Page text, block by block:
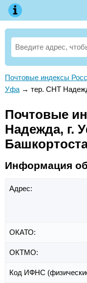
Почтовые индексы
Уфа → тер. СНТ
Почтовые
Надежда, г.
Информация
Адрес:
ОКАТО:
ОКТМО:
Код ИФНС